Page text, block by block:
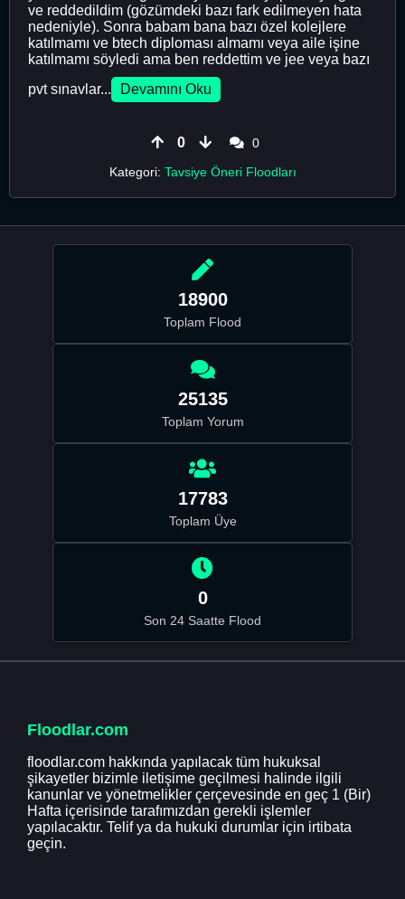
ve reddedildim (gözümdeki bazı fark edilmeyen hata
nedeniyle). Sonra babam bana bazı özel kolejlere
katılmamı ve btech diploması almamı veya aile işine
katılmamı söyledi ama ben reddettim ve jee veya bazı
pvt sınavlar...
Devamını Oku
0
0
Kategori: Tavsiye Öneri Floodları
18900
Toplam Flood
25135
Toplam Yorum
17783
Toplam Üye
0
Son 24 Saatte Flood
Floodlar.com
floodlar.com hakkında yapılacak tüm hukuksal
şikayetler bizimle iletişime geçilmesi halinde ilgili
kanunlar ve yönetmelikler çerçevesinde en geç 1 (Bir)
Hafta içerisinde tarafımızdan gerekli işlemler
yapılacaktır. Telif ya da hukuki durumlar için irtibata
geçin.